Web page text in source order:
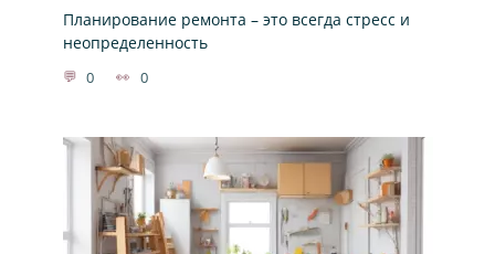
Планирование ремонта – это всегда стресс и
неопределенность
0 0